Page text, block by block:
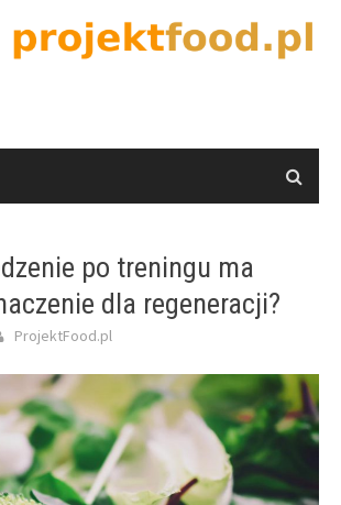
po treningu ma
dla regeneracji?
ProjektFood.pl